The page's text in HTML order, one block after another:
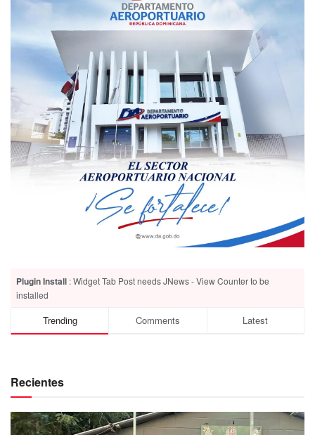
Plugin Install : Widget Tab Post needs JNews - View Counter to be
installed
Trending Comments Latest
Recientes